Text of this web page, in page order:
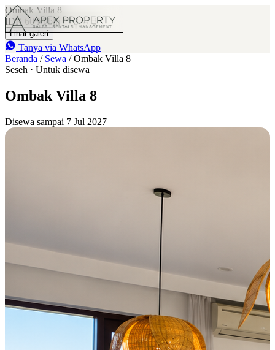
Ombak Villa 8
IDR 60 M/bln 3 3
Lihat galeri
Tanya via WhatsApp
Beranda / Sewa / Ombak Villa 8
Seseh · Untuk disewa
Ombak Villa 8
Disewa sampai 7 Jul 2027